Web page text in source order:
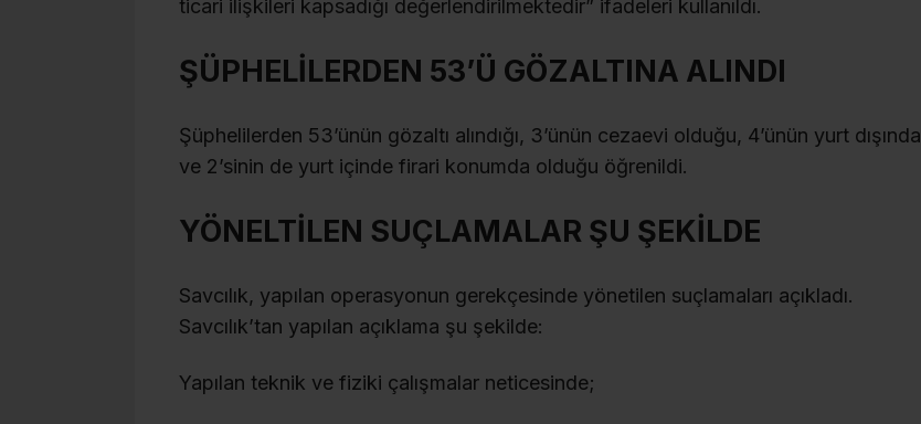
ticari ilişkileri kapsadığı değerlendirilmektedir” ifadeleri kullanıldı.
ŞÜPHELİLERDEN 53’Ü GÖZALTINA ALINDI
Şüphelilerden 53’ünün gözaltı alındığı, 3’ünün cezaevi olduğu, 4’ünün yurt dışında
ve 2’sinin de yurt içinde firari konumda olduğu öğrenildi.
YÖNELTİLEN SUÇLAMALAR ŞU ŞEKİLDE
Savcılık, yapılan operasyonun gerekçesinde yönetilen suçlamaları açıkladı.
Savcılık’tan yapılan açıklama şu şekilde:
Yapılan teknik ve fiziki çalışmalar neticesinde;